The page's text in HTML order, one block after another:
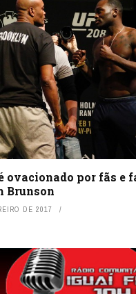
ovacionado por fãs e
Brunson
DE 2017